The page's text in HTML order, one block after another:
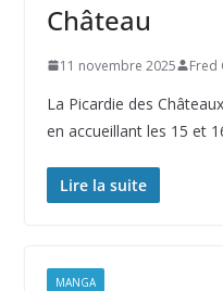
Château
11 novembre 2025 Fred
La Picardie des
en accueillant les 15 et
Lire la suite
MANGA